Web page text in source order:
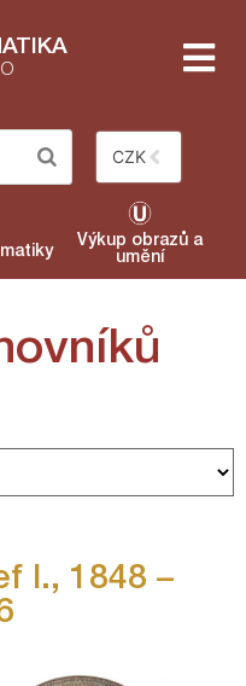
CZK
Výkup obrazů a
umění
I., 1848 –